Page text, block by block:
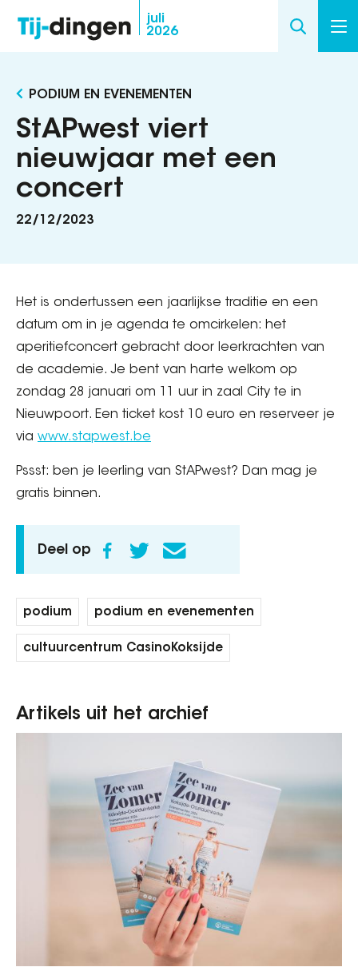
inhoud
gaan
juli
2026
PODIUM EN EVENEMENTEN
StAPwest viert
nieuwjaar met een
concert
22/12/2023
Het is ondertussen een jaarlijkse traditie en een
datum om in je agenda te omcirkelen: het
aperitiefconcert gebracht door leerkrachten van
de academie. Je bent van harte welkom op
zondag 28 januari om 11 uur in zaal City te in
Nieuwpoort. Een ticket kost 10 euro en reserveer je
via www.stapwest.be
Pssst: ben je leerling van StAPwest? Dan mag je
gratis binnen.
Deel op
podium podium en evenementen
cultuurcentrum CasinoKoksijde
Artikels uit het archief